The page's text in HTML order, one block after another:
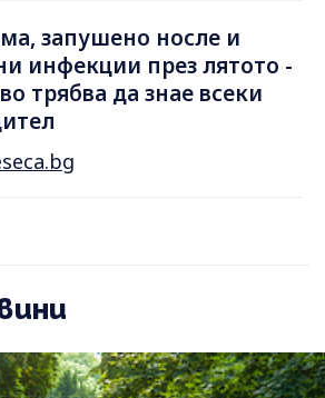
запушено носле и
инфекции през лятотo -
трябва да знае всеки